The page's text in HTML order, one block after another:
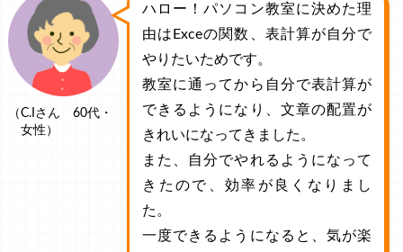
（C.Iさん 60代・
女性）
ハロー！パソコン教室に決めた理
由はExceの関数、表計算が自分で
やりたいためです。
教室に通ってから自分で表計算が
できるようになり、文章の配置が
きれいになってきました。
また、自分でやれるようになって
きたので、効率が良くなりまし
た。
一度できるようになると、気が楽